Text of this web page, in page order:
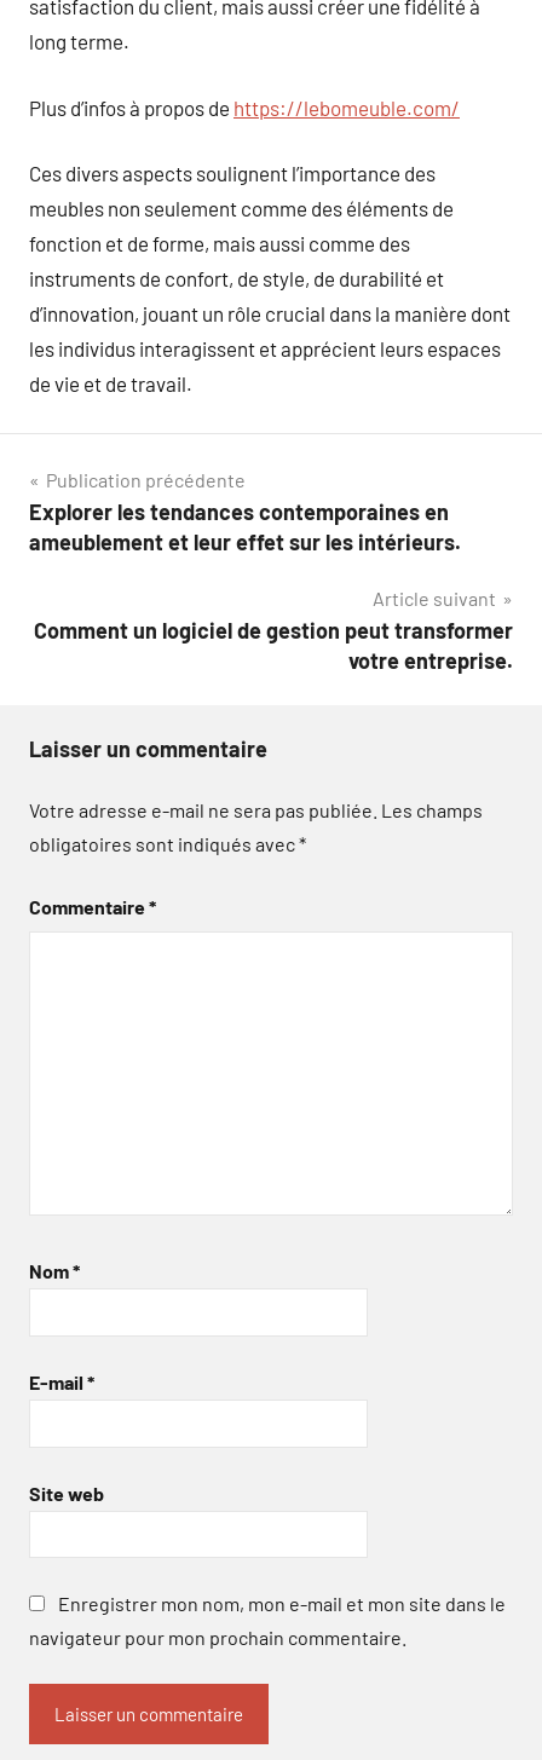
satisfaction du client, mais aussi créer une fidélité à
long terme.
Plus d’infos à propos de https://lebomeuble.com/
Ces divers aspects soulignent l’importance des
meubles non seulement comme des éléments de
fonction et de forme, mais aussi comme des
instruments de confort, de style, de durabilité et
d’innovation, jouant un rôle crucial dans la manière dont
les individus interagissent et apprécient leurs espaces
de vie et de travail.
Navigation
de
Publication précédente
Explorer les tendances contemporaines en
ameublement et leur effet sur les intérieurs.
Article suivant
Comment un logiciel de gestion peut transformer
votre entreprise.
Laisser un commentaire
Votre adresse e-mail ne sera pas publiée. Les champs
obligatoires sont indiqués avec*
Commentaire*
Nom*
E-mail *
Site web
Enregistrer mon nom, mon e-mail et mon site dans le
navigateur pour mon prochain commentaire.